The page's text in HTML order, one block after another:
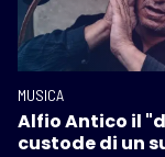
MUSICA
Alfio Antico il
custode di un